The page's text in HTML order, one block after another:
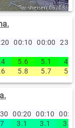
00:10 00:00
5.6 5.1
4.8
5.8 5.7 5.6
00:20 00:10
3.1 3.1 3.6